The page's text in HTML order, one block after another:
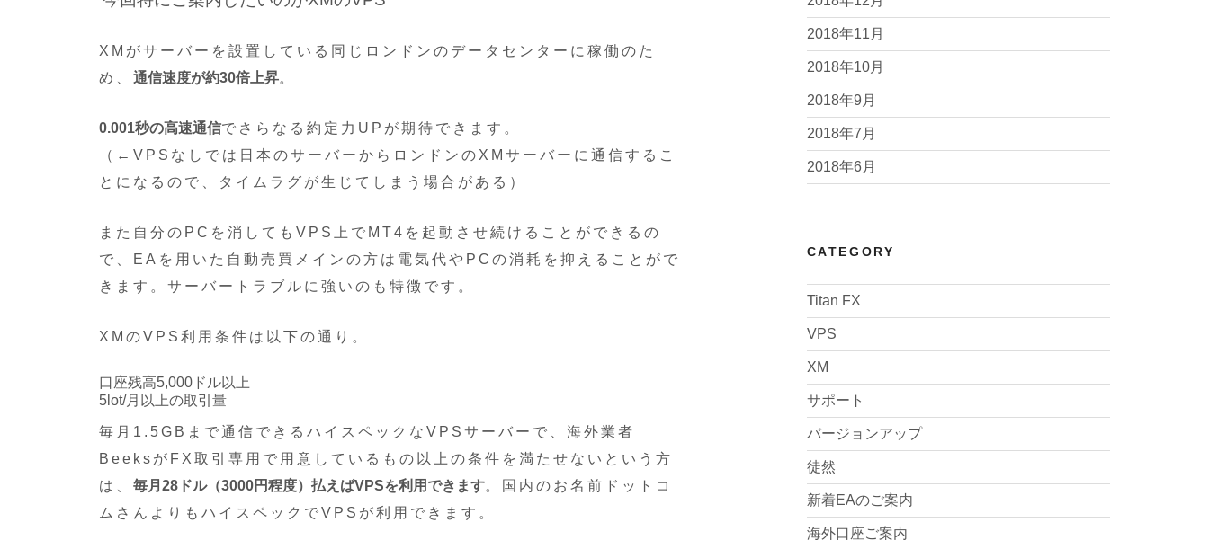
XMがサーバーを設置している同じロンドンのデータセンターに稼働のた
め、 通信速度が約30倍上昇。
0.001秒の高速通信でさらなる約定力UPが期待できます。
（←VPSなしでは日本のサーバーからロンドンのXMサーバーに通信するこ
とになるので、タイムラグが生じてしまう場合がある）
また自分のPCを消してもVPS上でMT4を起動させ続けることができるの
で、EAを用いた自動売買メインの方は電気代やPCの消耗を抑えることがで
きます。サーバートラブルに強いのも特徴です。
XMのVPS利用条件は以下の通り。
口座残高5,000ドル以上
5lot/月以上の取引量
毎月1.5GBまで通信できるハイスペックなVPSサーバーで、海外業者
BeeksがFX取引専用で用意しているもの以上の条件を満たせないという方
は、 毎月28ドル（3000円程度）払えばVPSを利用できます。国内のお名前ドットコ
ムさんよりもハイスペックでVPSが利用できます。
2018年11月
2018年10月
2018年9月
2018年7月
2018年6月
CATEGORY
Titan FX
VPS
XM
サポート
バージョンアップ
徒然
新着EAのご案内
海外口座ご案内